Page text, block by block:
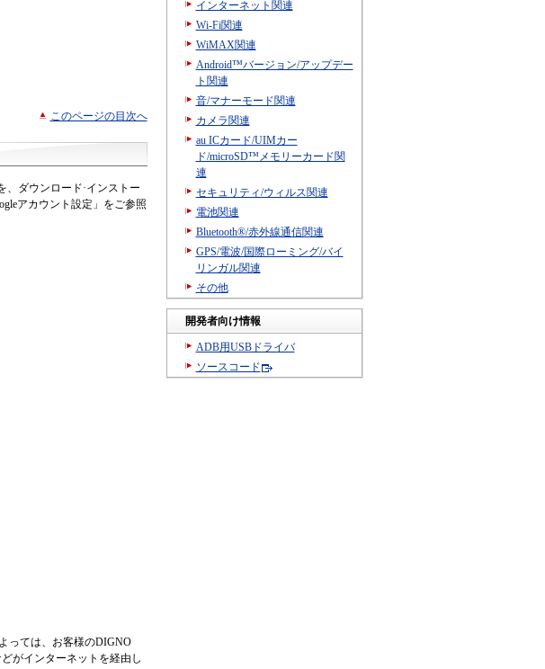
このページの目次へ
、ダウンロード·インストー
アカウント設定」をご参照
っては、お客様のDIGNO
がインターネットを経由し
インターネット関連
Wi-Fi関連
WiMAX関連
Android™バージョン/アップデー
ト関連
音/マナーモード関連
カメラ関連
au ICカード/UIMカー
ド/microSD™メモリーカード関
連
セキュリティ/ウィルス関連
電池関連
Bluetooth®/赤外線通信関連
GPS/電波/国際ローミング/バイ
リンガル関連
その他
開発者向け情報
ADB用USBドライバ
ソースコード